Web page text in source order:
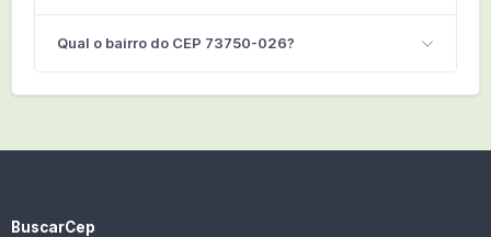
Qual o bairro do CEP 73750-026?
BuscarCep